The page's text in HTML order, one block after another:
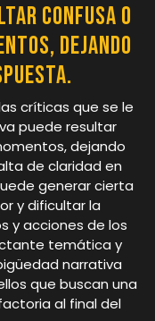
confusa o
dejando
críticas que se le
puede resultar
dejando
de claridad en
generar cierta
y dificultar la
y acciones de los
temática y
narrativa
que buscan una
al final del